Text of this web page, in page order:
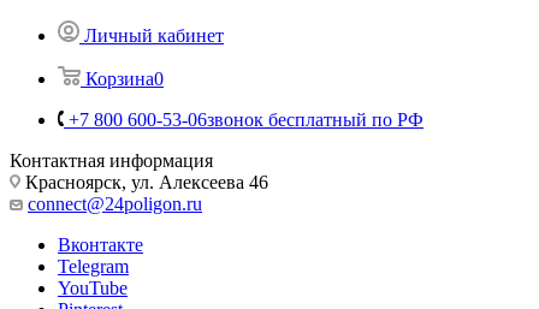
Личный кабинет
Корзина0
+7 800 600-53-06звонок бесплатный по РФ
Контактная информация
Красноярск, ул. Алексеева 46
connect@24poligon.ru
Вконтакте
Telegram
YouTube